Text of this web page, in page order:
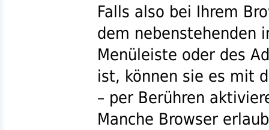
Falls also bei Ihrem
dem nebenstehenden
Menüleiste oder des
ist, können sie es mit
– per Berühren
Manche Browser